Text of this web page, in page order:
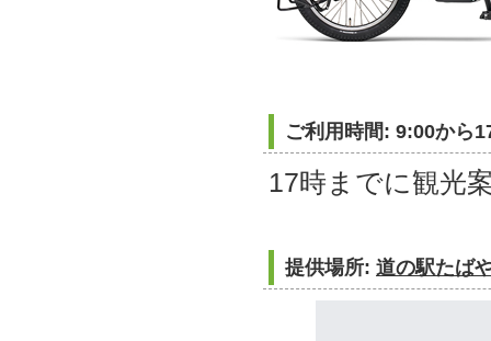
ご利用時間: 9:00から
17時までに観光
提供場所: 道の駅たば